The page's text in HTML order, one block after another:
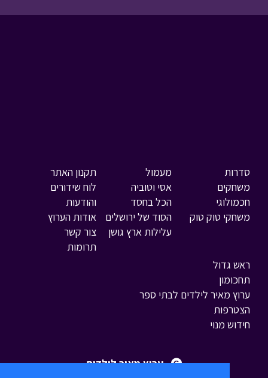
סדרות
משחקים
חכמולוגי
משחקי טוק טוק
מעמול
אסי וטוביה
הכל בחסד
הסוד של ירושלים
עלילות ארץ גושן
ראש גדול
תחכומון
ערוץ מאיר לילדים לבתי ספר
הצטרפות
חידוש מנוי
תקנון האתר
לוח שידורים
והודעות
אודות הערוץ
צור קשר
תרומות
ערוץ מאיר לילדים